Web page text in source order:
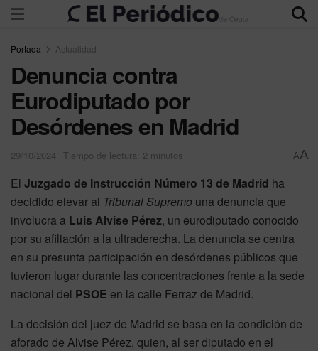
Portada Actualidad
Denuncia contra
Eurodiputado por
Desórdenes en Madrid
29/10/2024 Tiempo de lectura: 2 minutos AA
El Juzgado de Instrucción Número 13 de Madrid ha
decidido elevar al Tribunal Supremo una denuncia que
involucra a Luis Alvise Pérez, un eurodiputado conocido
por su afiliación a la ultraderecha. La denuncia se centra
en su presunta participación en desórdenes públicos que
tuvieron lugar durante las concentraciones frente a la sede
nacional del PSOE en la calle Ferraz de Madrid.
La decisión del juez de Madrid se basa en la condición de
aforado de Alvise Pérez, quien, al ser diputado en el